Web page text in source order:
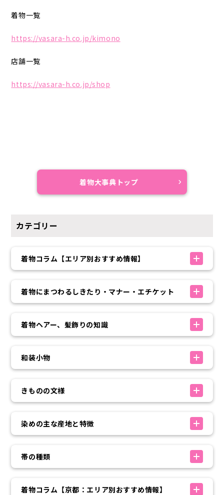
着物一覧
https://vasara-h.co.jp/kimono
店舗一覧
https://vasara-h.co.jp/shop
着物大事典トップ
カテゴリー
着物コラム【エリア別おすすめ情報】
着物にまつわるしきたり・マナー・エチケット
着物ヘアー、髪飾りの知識
和装小物
きものの文様
染めの主な産地と特徴
帯の種類
着物コラム【京都：エリア別おすすめ情報】